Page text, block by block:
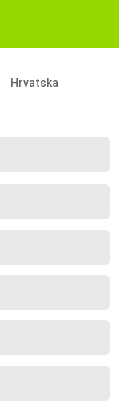
Hrvatska